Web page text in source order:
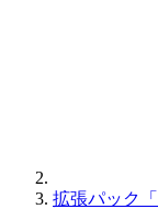
拡張パック